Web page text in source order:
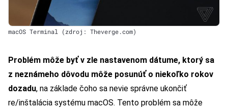
macOS Terminal (zdroj: Theverge.com)
Problém môže byť v zle nastavenom dátume, ktorý sa
z neznámeho dôvodu môže posunúť o niekoľko rokov
dozadu, na základe čoho sa nevie správne ukončiť
re/inštalácia systému macOS. Tento problém sa môže